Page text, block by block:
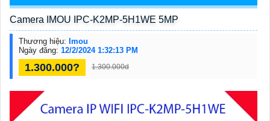
Camera IMOU IPC-K2MP-5H1WE 5MP
Thương hiệu: Imou
Ngày đăng: 12/2/2024 1:32:13 PM
1.300.000? 1.300.000d